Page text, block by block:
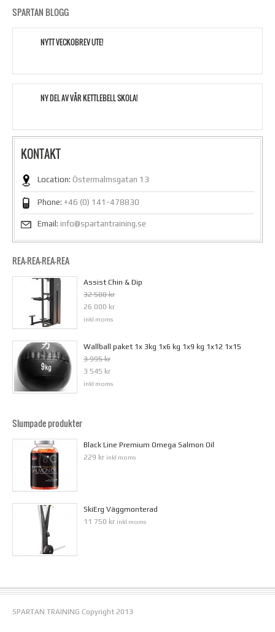
SPARTAN BLOGG
NYTT VECKOBREV UTE!
NY DEL AV VÅR KETTLEBELL SKOLA!
KONTAKT
Location: Östermalmsgatan 13
Phone: +46 (0) 141-478830
Email: info@spartantraining.se
REA-REA-REA-REA
Assist Chin & Dip
32 500 kr
26 000 kr
inkl moms
Wallball paket 1x 3kg 1x6 kg 1x9 kg 1x12 1x15
3 995 kr
3 545 kr
inkl moms
Slumpade produkter
Black Line Premium Omega Salmon Oil
229 kr inkl moms
SkiErg Väggmonterad
11 750 kr inkl moms
SPARTAN TRAINING Copyright 2013